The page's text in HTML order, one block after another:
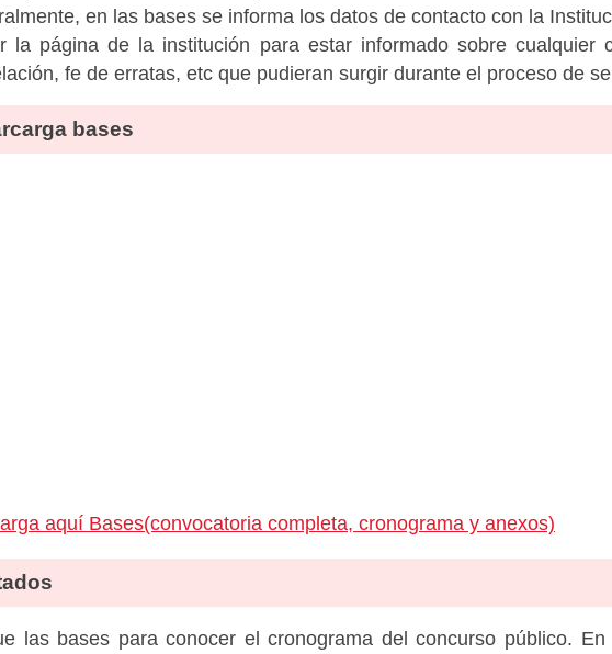
en las bases se informa los datos de contacto con la
la página de la institución para estar informado sobre cualquier
fe de erratas, etc que pudieran surgir durante el proceso de
bases
aquí Bases(convocatoria completa, cronograma y anexos)
las bases para conocer el cronograma del concurso público.